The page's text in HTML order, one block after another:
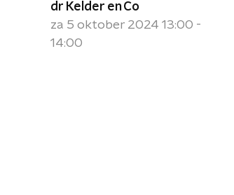
dr Kelder en Co
za 5 oktober 2024 13:00 -
14:00